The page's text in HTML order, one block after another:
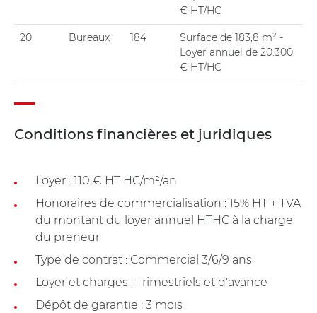
€ HT/HC
20 Bureaux 184
Surface de 183,8 m² -
Loyer annuel de 20.300
€ HT/HC
Conditions financières et juridiques
Loyer : 110 € HT HC/m²/an
Honoraires de commercialisation : 15% HT + TVA
du montant du loyer annuel HTHC à la charge
du preneur
Type de contrat : Commercial 3/6/9 ans
Loyer et charges : Trimestriels et d'avance
Dépôt de garantie : 3 mois